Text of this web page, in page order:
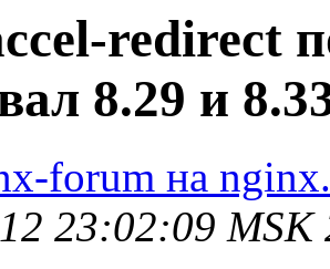
redirect
8.29 и
forum на
23:02:09 MSK